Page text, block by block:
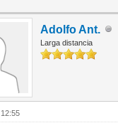
Adolfo Ant.
Larga distancia